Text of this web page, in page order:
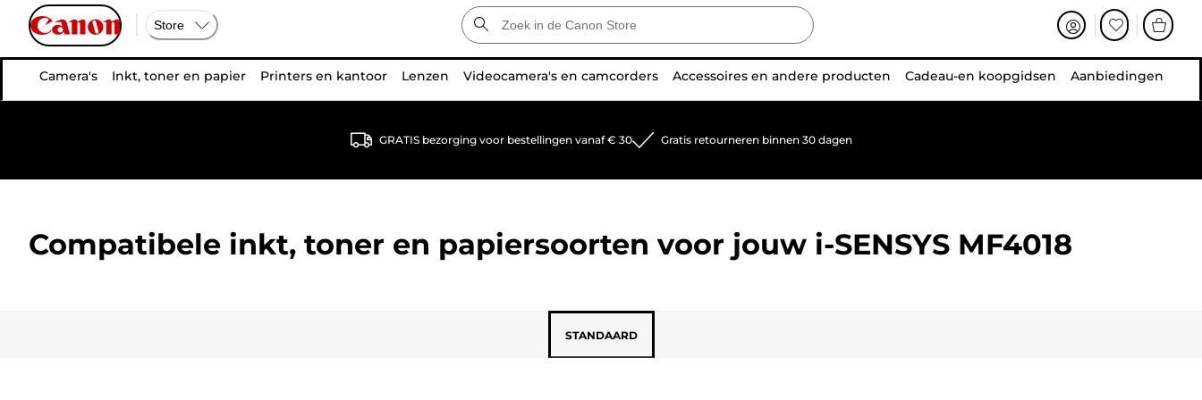
Store
Camera's Inkt, toner en papier Printers en kantoor Lenzen Videocamera's en camcorders Accessoires en andere producten Cadeau-en koopgidsen Aanbiedingen
GRATIS bezorging voor bestellingen vanaf € 30 Gratis retourneren binnen 30 dagen
Compatibele inkt, toner en papiersoorten voor jouw i-SENSYS MF4018
STANDAARD